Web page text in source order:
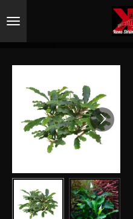
direct
hoofdinhoud